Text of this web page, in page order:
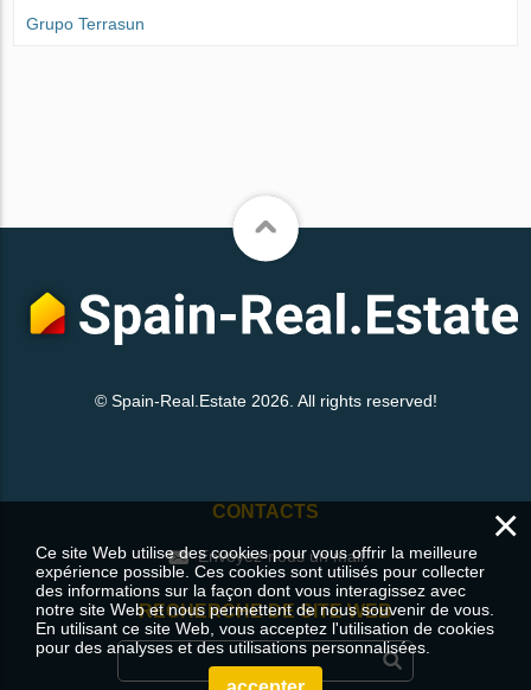
Grupo Terrasun
© Spain-Real.Estate 2026. All rights reserved!
CONTACTS
Envoyez-nous un mail
RECHERCHE DE SITE WEB
×
Ce site Web utilise des cookies pour vous offrir la meilleure
expérience possible. Ces cookies sont utilisés pour collecter
des informations sur la façon dont vous interagissez avec
notre site Web et nous permettent de nous souvenir de vous.
En utilisant ce site Web, vous acceptez l'utilisation de cookies
pour des analyses et des utilisations personnalisées.